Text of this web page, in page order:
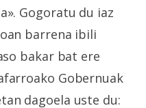
Gogoratu du iaz
barrena ibili
bakar bat ere
Gobernuak
dagoela uste du: